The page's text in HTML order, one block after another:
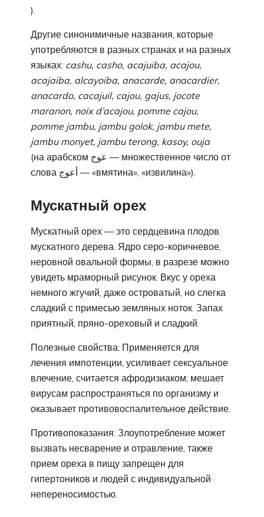
).
Другие синонимичные названия, которые
употребляются в разных странах и на разных
языках: cashu, casho, acajuiba, acajou,
acajaiba, alcayoiba, anacarde, anacardier,
anacardo, cacajuil, cajou, gajus, jocote
maranon, noix d’acajou, pomme cajou,
pomme jambu, jambu golok, jambu mete,
jambu monyet, jambu terong, kasoy, ouja
(на арабском عوج — множественное число от
слова أعوج — «вмятина», «извилина»).
Мускатный орех
Мускатный орех — это сердцевина плодов
мускатного дерева. Ядро серо-коричневое,
неровной овальной формы, в разрезе можно
увидеть мраморный рисунок. Вкус у ореха
немного жгучий, даже островатый, но слегка
сладкий с примесью земляных ноток. Запах
приятный, пряно-ореховый и сладкий.
Полезные свойства: Применяется для
лечения импотенции, усиливает сексуальное
влечение, считается афродизиаком; мешает
вирусам распространяться по организму и
оказывает противовоспалительное действие.
Противопоказания: Злоупотребление может
вызвать несварение и отравление, также
прием ореха в пищу запрещен для
гипертоников и людей с индивидуальной
непереносимостью.